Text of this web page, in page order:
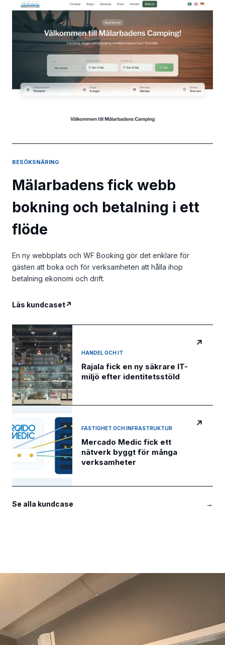
BESÖKSNÄRING
Mälarbadens fick webb
bokning och betalning i ett
flöde
En ny webbplats och WF Booking gör det enklare för
gästen att boka och för verksamheten att hålla ihop
betalning ekonomi och drift.
Läs kundcaset↗
HANDEL OCH IT
Rajala fick en ny säkrare IT-
miljö efter identitetsstöld
↗
FASTIGHET OCH INFRASTRUKTUR
Mercado Medic fick ett
nätverk byggt för många
verksamheter
↗
Se alla kundcase →